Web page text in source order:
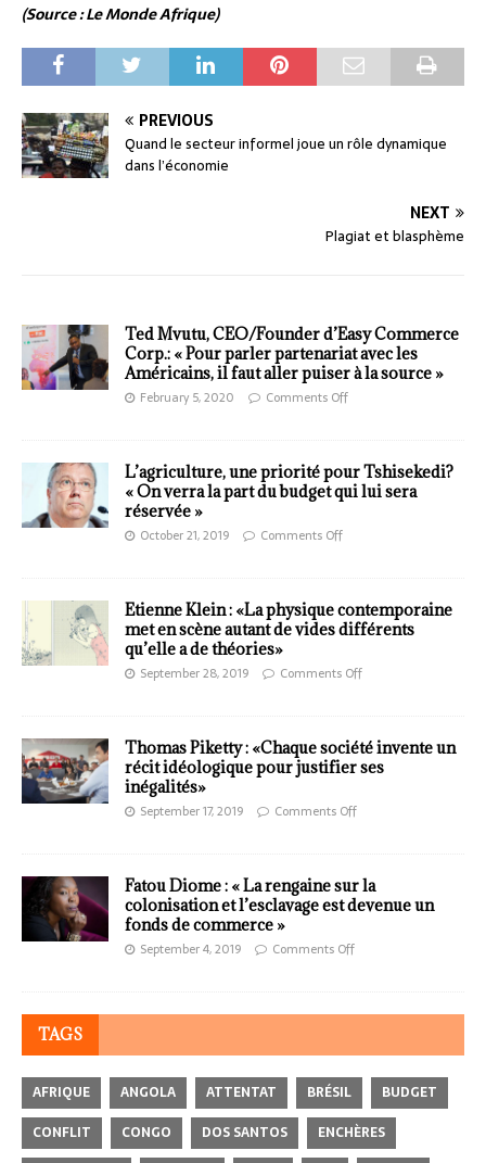
(Source : Le Monde Afrique)
PREVIOUS
Quand le secteur informel joue un rôle dynamique
dans l’économie
NEXT
Plagiat et blasphème
Ted Mvutu, CEO/Founder d’Easy Commerce
Corp.: « Pour parler partenariat avec les
Américains, il faut aller puiser à la source »
February 5, 2020 Comments Off
L’agriculture, une priorité pour Tshisekedi?
« On verra la part du budget qui lui sera
réservée »
October 21, 2019 Comments Off
Etienne Klein : «La physique contemporaine
met en scène autant de vides différents
qu’elle a de théories»
September 28, 2019 Comments Off
Thomas Piketty : «Chaque société invente un
récit idéologique pour justifier ses
inégalités»
September 17, 2019 Comments Off
Fatou Diome : « La rengaine sur la
colonisation et l’esclavage est devenue un
fonds de commerce »
September 4, 2019 Comments Off
TAGS
AFRIQUE ANGOLA ATTENTAT BRÉSIL
BUDGET
CONFLIT
CONGO DOS SANTOS
ENCHÈRES